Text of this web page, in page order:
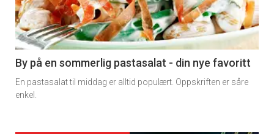
nå
-
5
By på en sommerlig pastasalat - din nye favoritt
En pastasalat til middag er alltid populært. Oppskriften er såre
enkel.